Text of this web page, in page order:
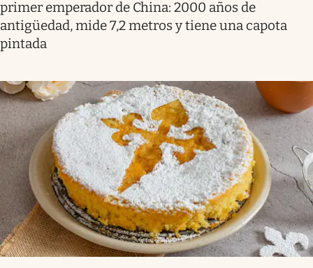
primer emperador de China: 2000 años de
antigüedad, mide 7,2 metros y tiene una capota
pintada